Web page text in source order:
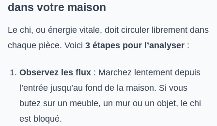
dans votre maison
Le chi, ou énergie vitale, doit circuler librement dans
chaque pièce. Voici 3 étapes pour l’analyser :
Observez les flux : Marchez lentement depuis
l’entrée jusqu’au fond de la maison. Si vous
butez sur un meuble, un mur ou un objet, le chi
est bloqué.